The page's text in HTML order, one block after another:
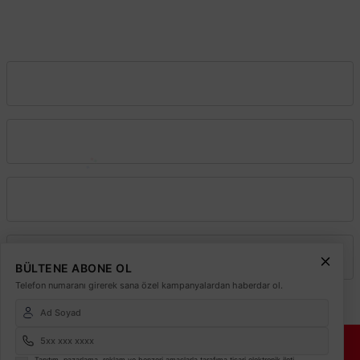
© 2026Elektrikmarket.com.tr
BÜLTENE ABONE OL
Telefon numaranı girerek sana özel kampanyalardan haberdar ol.